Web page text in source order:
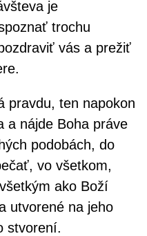
je
trochu
vás a prežiť
pravdu, ten napokon
a nájde Boha práve
podobách, do
vo všetkom,
ako Boží
utvorené na jeho
stvorení.